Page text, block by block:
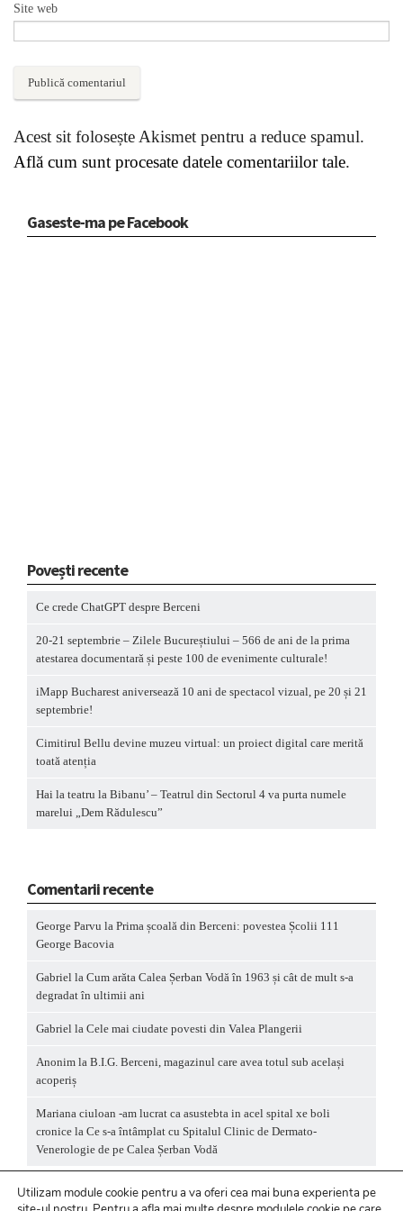
Site web
Acest sit folosește Akismet pentru a reduce spamul.
Află cum sunt procesate datele comentariilor tale.
Gaseste-ma pe Facebook
Povești recente
Ce crede ChatGPT despre Berceni
20-21 septembrie – Zilele Bucureștiului – 566 de ani de la prima
atestarea documentară și peste 100 de evenimente culturale!
iMapp Bucharest aniversează 10 ani de spectacol vizual, pe 20 și 21
septembrie!
Cimitirul Bellu devine muzeu virtual: un proiect digital care merită
toată atenția
Hai la teatru la Bibanu’ – Teatrul din Sectorul 4 va purta numele
marelui „Dem Rădulescu”
Comentarii recente
George Parvu la Prima școală din Berceni: povestea Școlii 111
George Bacovia
Gabriel la Cum arăta Calea Șerban Vodă în 1963 și cât de mult s-a
degradat în ultimii ani
Gabriel la Cele mai ciudate povesti din Valea Plangerii
Anonim la B.I.G. Berceni, magazinul care avea totul sub același
acoperiș
Mariana ciuloan -am lucrat ca asustebta in acel spital xe boli
cronice la Ce s-a întâmplat cu Spitalul Clinic de Dermato-
Venerologie de pe Calea Șerban Vodă
Utilizam module cookie pentru a va oferi cea mai buna experienta pe